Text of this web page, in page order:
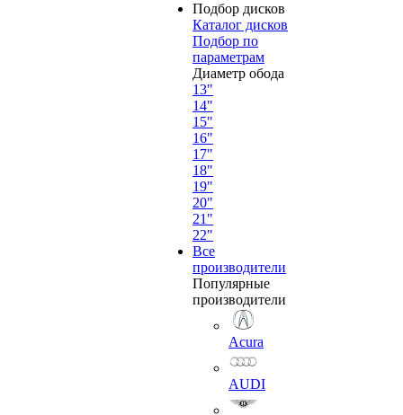
Подбор дисков
Каталог дисков
Подбор по
параметрам
Диаметр обода
13"
14"
15"
16"
17"
18"
19"
20"
21"
22"
Все
производители
Популярные
производители
Acura
AUDI